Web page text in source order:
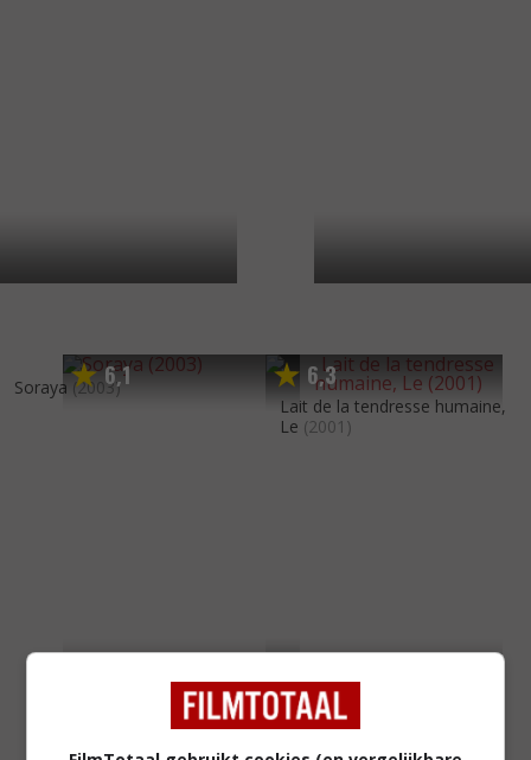
6,1
Soraya (2003) 6,3
Lait de la tendresse humaine,
Le (2001)